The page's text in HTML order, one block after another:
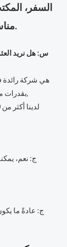
السفر،
مناسبة تقريبًا لأي مناسبة.
س: هل نريد
بقدرات متكاملة في البحث والإنتاج والمبيعات والخدمة معًا,
ج: نعم،